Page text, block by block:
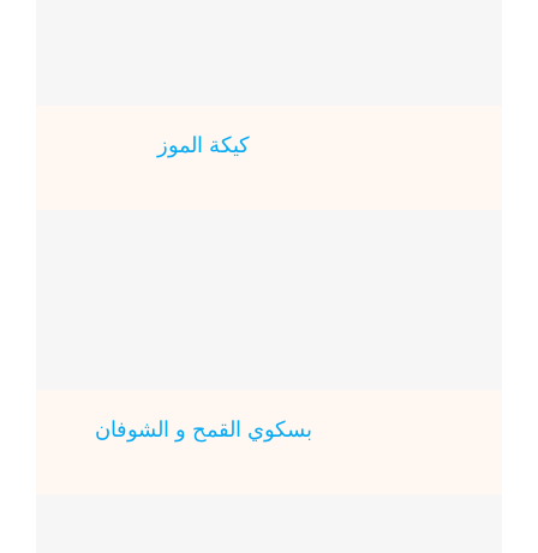
كيكة الموز
بسكوي القمح و الشوفان